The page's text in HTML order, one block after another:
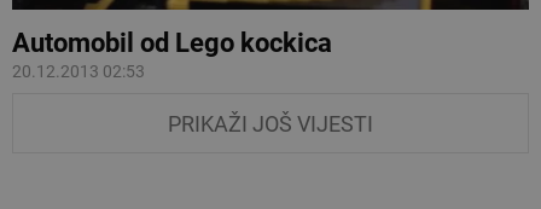
Automobil od Lego kockica
20.12.2013 02:53
PRIKAŽI JOŠ VIJESTI